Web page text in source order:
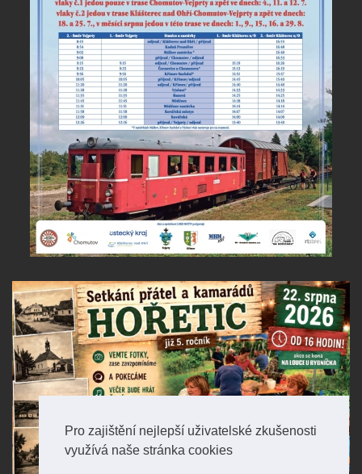
Pro zajištění nejlepší uživatelské zkušenosti
využívá naše stránka cookies